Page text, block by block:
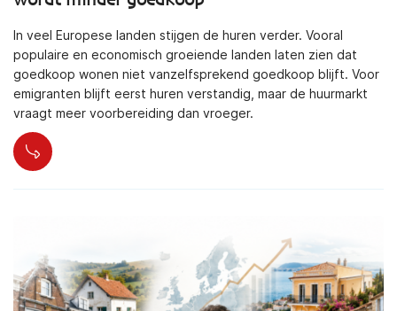
In veel Europese landen stijgen de huren verder. Vooral
populaire en economisch groeiende landen laten zien dat
goedkoop wonen niet vanzelfsprekend goedkoop blijft. Voor
emigranten blijft eerst huren verstandig, maar de huurmarkt
vraagt meer voorbereiding dan vroeger.